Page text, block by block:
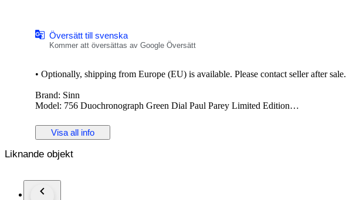
Översätt till svenska
Kommer att översättas av Google Översätt
•⁠ ⁠Optionally, shipping from Europe (EU) is available. Please contact seller after sale.
Brand: Sinn
Model: 756 Duochronograph Green Dial Paul Parey Limited Edition
Case: Steel
Diameter: 40mm without crown
Strap/Bracelet: Original
Clasp: Original
Condition: Worn and in very good condition
Visa all info
Liknande objekt